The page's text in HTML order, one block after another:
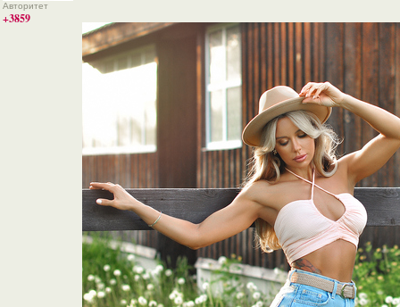
Авторитет
+3859